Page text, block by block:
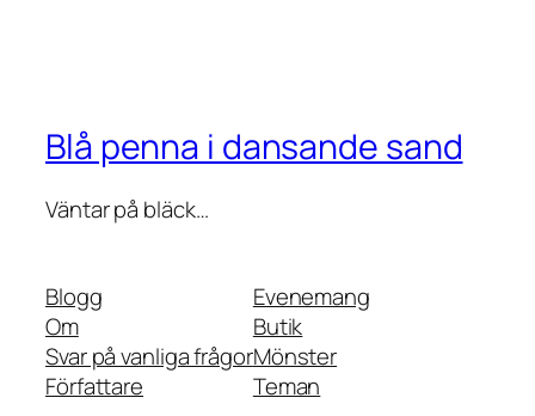
Blå penna i dansande sand
Väntar på bläck…
Blogg
Om
Svar på vanliga frågor
Författare
Evenemang
Butik
Mönster
Teman